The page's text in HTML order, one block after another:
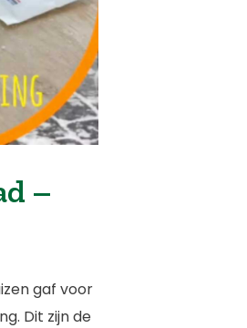
–
gaf voor
Dit zijn de